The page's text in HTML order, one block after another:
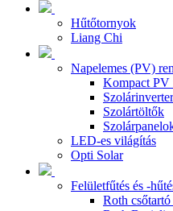
Hűtőtornyok
Liang Chi
Napelemes (PV)
Kompact PV
Szolárinverter
Szolártöltők
LED-es világítás
Opti Solar
Felületfűtés és -
Roth